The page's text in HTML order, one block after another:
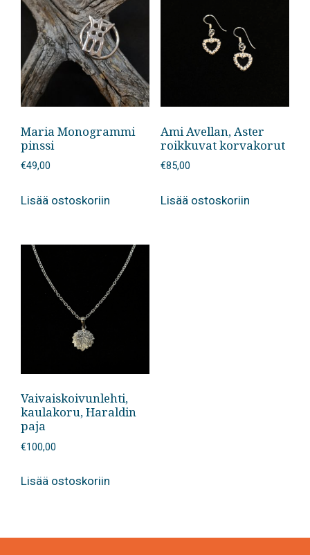
Maria Monogrammi
pinssi
€49,00
Lisää ostoskoriin
Ami Avellan, Aster
roikkuvat korvakorut
€85,00
Lisää ostoskoriin
Vaivaiskoivunlehti,
kaulakoru, Haraldin
paja
€100,00
Lisää ostoskoriin